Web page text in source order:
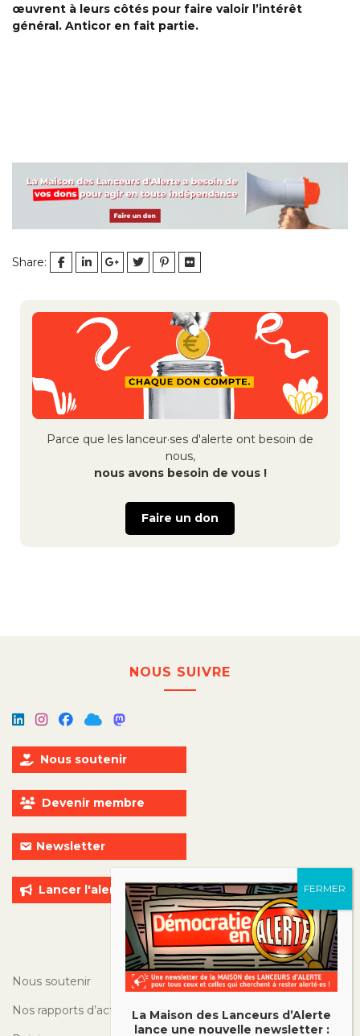
œuvrent à leurs côtés pour faire valoir l’intérêt
général. Anticor en fait partie.
Share:
Navigation
l’article
Parce que les lanceur·ses d'alerte ont besoin de
nous,
nous avons besoin de vous !
Faire un don
NOUS SUIVRE
Nous soutenir
Devenir membre
Newsletter
Lancer l'alerte
ALLER PLUS LOIN
Nous soutenir
Nos rapports d’activitéLa Maison des Lanceurs d’Alerte
lance une nouvelle newsletter :